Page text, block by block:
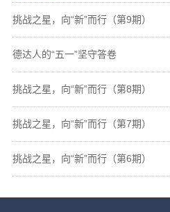
挑战之星，向“新”而行（第9期）
德达人的“五一”坚守答卷
挑战之星，向“新”而行（第8期）
挑战之星，向“新”而行（第7期）
挑战之星，向“新”而行（第6期）